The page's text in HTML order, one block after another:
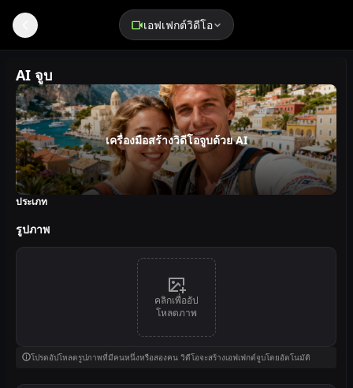
เอฟเฟกต์วิดีโอ
AI จูบ
เครื่องมือสร้างวิดีโอจูบด้วย AI
ประเภท
รูปภาพ
คลิกเพื่ออัป
โหลดภาพ
โปรดอัปโหลดรูปภาพที่มีคนหนึ่งหรือสองคน วิดีโอจะสร้างเอฟเฟกต์จูบโดยอัตโนมัติ